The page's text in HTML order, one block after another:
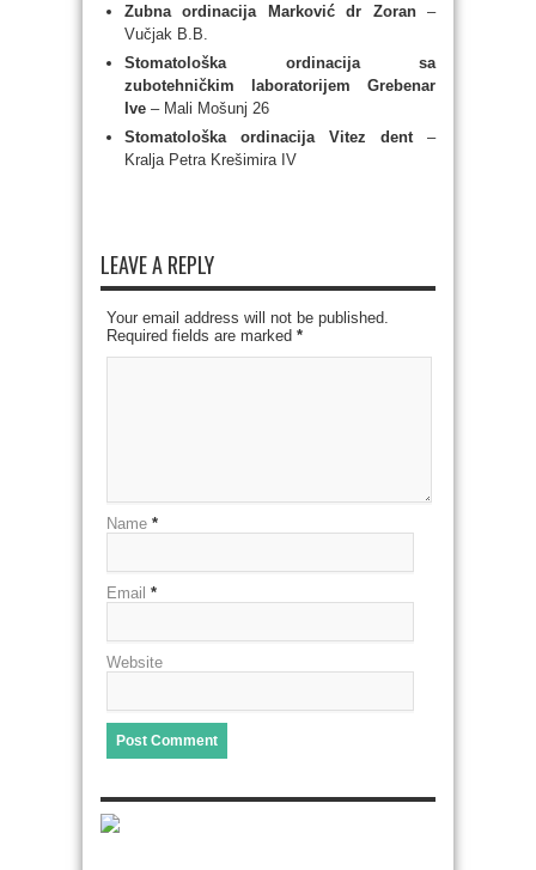
Zubna ordinacija Marković dr Zoran–
Vučjak B.B.
Stomatološka ordinacija sa
zubotehničkim laboratorijem Grebenar
Ive – Mali Mošunj 26
Stomatološka ordinacija Vitez dent–
Kralja Petra Krešimira IV
LEAVE A REPLY
Your email address will not be published.
Required fields are marked *
Name *
Email *
Website